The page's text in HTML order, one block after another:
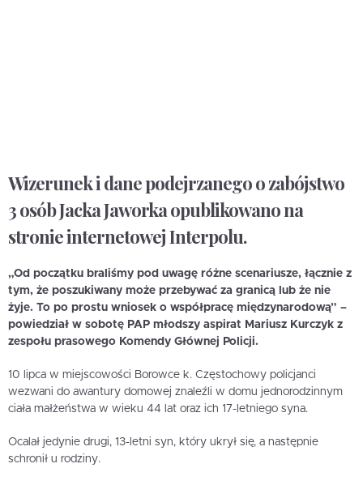
Wizerunek i dane podejrzanego o zabójstwo
3 osób Jacka Jaworka opublikowano na
stronie internetowej Interpolu.
„Od początku braliśmy pod uwagę różne scenariusze, łącznie z
tym, że poszukiwany może przebywać za granicą lub że nie
żyje. To po prostu wniosek o współpracę międzynarodową” –
powiedział w sobotę PAP młodszy aspirat Mariusz Kurczyk z
zespołu prasowego Komendy Głównej Policji.
10 lipca w miejscowości Borowce k. Częstochowy policjanci
wezwani do awantury domowej znaleźli w domu jednorodzinnym
ciała małżeństwa w wieku 44 lat oraz ich 17-letniego syna.
Ocalał jedynie drugi, 13-letni syn, który ukrył się, a następnie
schronił u rodziny.